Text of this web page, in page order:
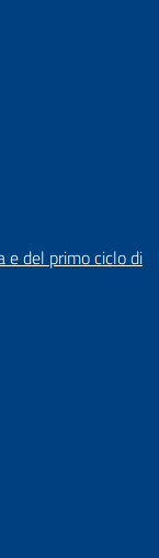
e del primo ciclo di